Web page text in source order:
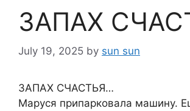
ЗАПАХ
July 19, 2025 by sun sun
ЗАПАХ СЧАСТЬЯ…
Маруся припарковала машину.